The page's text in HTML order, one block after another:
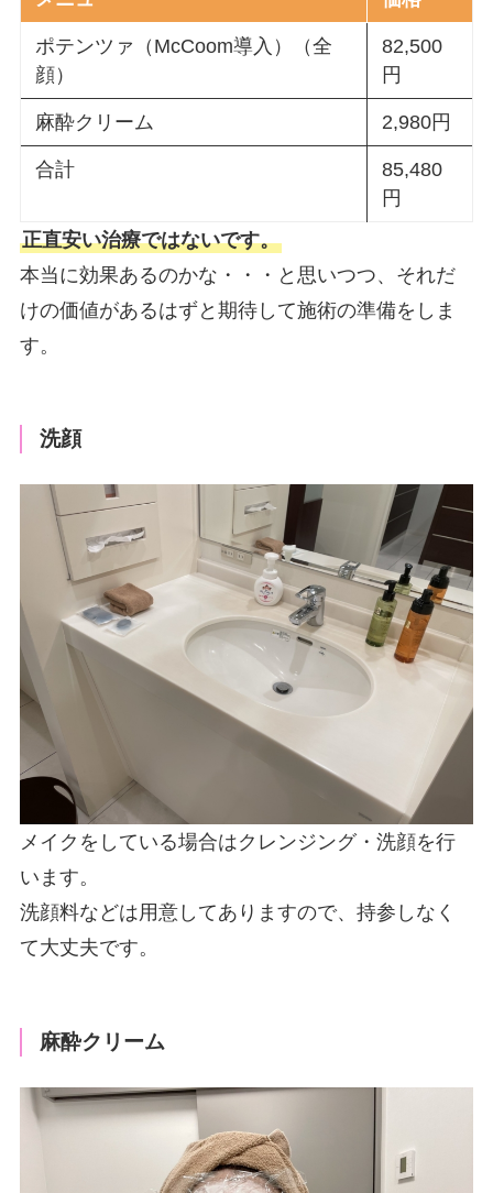
ポテンツァ（McCoom導入）（全
顔）
82,500
円
麻酔クリーム 2,980円
合計
85,480
円
正直安い治療ではないです。
本当に効果あるのかな・・・と思いつつ、それだ
けの価値があるはずと期待して施術の準備をしま
す。
洗顔
メイクをしている場合はクレンジング・洗顔を行
います。
洗顔料などは用意してありますので、持参しなく
て大丈夫です。
麻酔クリーム